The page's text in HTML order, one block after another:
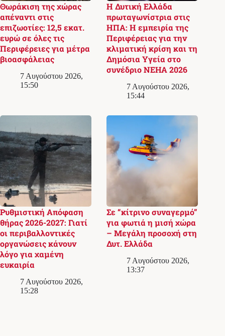
Θωράκιση της χώρας
απέναντι στις
επιζωοτίες: 12,5 εκατ.
ευρώ σε όλες τις
Περιφέρειες για μέτρα
βιοασφάλειας
7 Αυγούστου 2026,
15:50
Η Δυτική Ελλάδα
πρωταγωνίστρια στις
ΗΠΑ: Η εμπειρία της
Περιφέρειας για την
κλιματική κρίση και τη
Δημόσια Υγεία στο
συνέδριο NEHA 2026
7 Αυγούστου 2026,
15:44
Ρυθμιστική Απόφαση
θήρας 2026-2027: Γιατί
οι περιβαλλοντικές
οργανώσεις κάνουν
λόγο για χαμένη
ευκαιρία
7 Αυγούστου 2026,
15:28
Σε “κίτρινο συναγερμό”
για φωτιά η μισή χώρα
– Μεγάλη προσοχή στη
Δυτ. Ελλάδα
7 Αυγούστου 2026,
13:37